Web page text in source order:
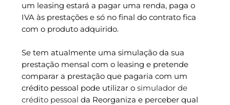
um leasing estará a pagar uma renda, paga o
IVA às prestações e só no final do contrato fica
com o produto adquirido.
Se tem atualmente uma simulação da sua
prestação mensal com o leasing e pretende
comparar a prestação que pagaria com um
crédito pessoal pode utilizar o simulador de
crédito pessoal da Reorganiza e perceber qual